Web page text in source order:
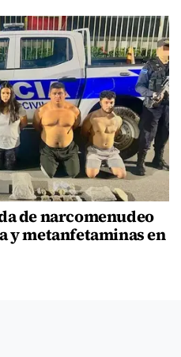
de narcomenudeo
y metanfetaminas en